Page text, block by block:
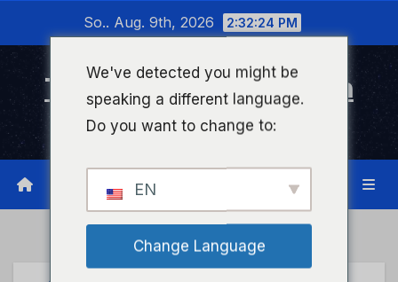
wechseln
So.. Aug. 9th, 2026 2:32:25 PM
Timeline Bad Kreuznach
Infonetzwerk für Bad Kreuznach
We've detected you might be
speaking a different language.
Do you want to change to:
EN
Change Language